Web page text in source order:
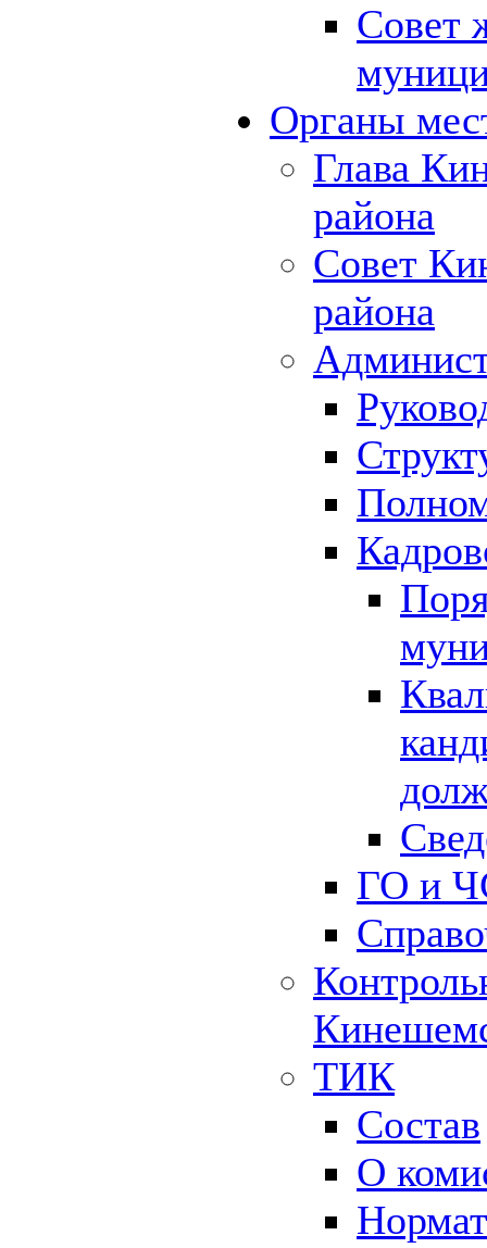
Совет
Органы
Глава
района
Совет
района
ГО и
ТИК
Состав
О